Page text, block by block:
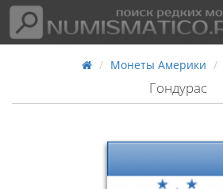
Монеты Америки
Гондурас